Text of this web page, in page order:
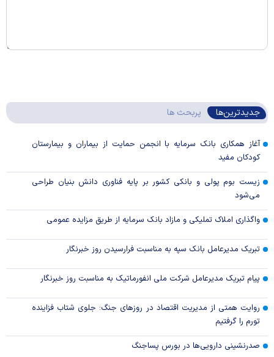
جدیدترین‌ها پربحث ها
آغاز همکاری بانک سرمایه با انجمن حمایت از بیماران و بیمارستان
کودکان مفید
زیست بوم پولی و بانکی کشور بر پایه فناوری دانش بنیان طراحی
می‌شود
واگذاری املاک تملیکی و مازاد بانک سرمایه از طریق مزایده عمومی
تبریک مدیرعامل بانک سپه به مناسبت فرارسیدن روز خبرنگار
پیام تبریک مدیرعامل شرکت ملی انفورماتیک به مناسبت روز خبرنگار
روایت همتی از مدیریت اقتصاد در روزهای جنگ: جلوی شتاب فزاینده
تورم را گرفتیم
صدرنشینی دارویی‌ها در بورس پساجنگ